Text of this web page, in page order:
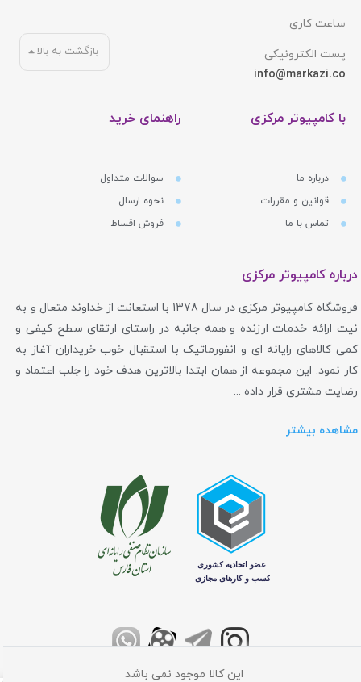
این کالا موجود نمی باشد
ساعت کاری
پست الکترونیکی
info@markazi.co
با کامپیوتر مرکزی
درباره ما
قوانین و مقررات
تماس با ما
راهنمای خرید
سوالات متداول
نحوه ارسال
فروش اقساط
بازگشت به بالا
درباره کامپیوتر مرکزی
فروشگاه کامپیوتر مرکزی در سال 1378 با استعانت از خداوند متعال و به
نیت ارائه خدمات ارزنده و همه جانبه در راستای ارتقای سطح کیفی و
کمی کالاهای رایانه ای و انفورماتیک با استقبال خوب خریداران آغاز به
کار نمود. این مجموعه از همان ابتدا بالاترین هدف خود را جلب اعتماد و
رضایت مشتری قرار داده ...
مشاهده بیشتر
تمامی حقوق برای فروشگاه اینترنتی کامپیوتر مرکزی محفوظ می باشد